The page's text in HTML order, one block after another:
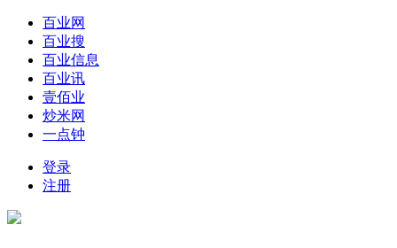
百业网
百业搜
百业信息
百业讯
壹佰业
炒米网
一点钟
登录
注册